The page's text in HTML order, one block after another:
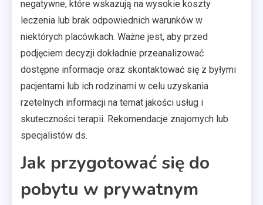
negatywne, które wskazują na wysokie koszty
leczenia lub brak odpowiednich warunków w
niektórych placówkach. Ważne jest, aby przed
podjęciem decyzji dokładnie przeanalizować
dostępne informacje oraz skontaktować się z byłymi
pacjentami lub ich rodzinami w celu uzyskania
rzetelnych informacji na temat jakości usług i
skuteczności terapii. Rekomendacje znajomych lub
specjalistów ds.
Jak przygotować się do
pobytu w prywatnym